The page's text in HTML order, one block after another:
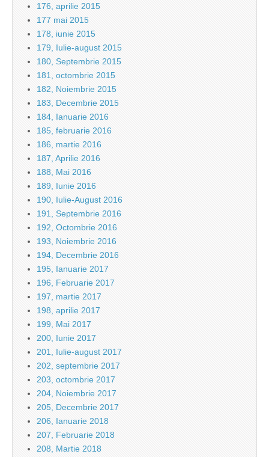
176, aprilie 2015
177 mai 2015
178, iunie 2015
179, Iulie-august 2015
180, Septembrie 2015
181, octombrie 2015
182, Noiembrie 2015
183, Decembrie 2015
184, Ianuarie 2016
185, februarie 2016
186, martie 2016
187, Aprilie 2016
188, Mai 2016
189, Iunie 2016
190, Iulie-August 2016
191, Septembrie 2016
192, Octombrie 2016
193, Noiembrie 2016
194, Decembrie 2016
195, Ianuarie 2017
196, Februarie 2017
197, martie 2017
198, aprilie 2017
199, Mai 2017
200, Iunie 2017
201, Iulie-august 2017
202, septembrie 2017
203, octombrie 2017
204, Noiembrie 2017
205, Decembrie 2017
206, Ianuarie 2018
207, Februarie 2018
208, Martie 2018